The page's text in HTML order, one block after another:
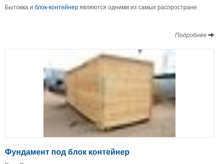
Бытовка и блок-контейнерявляются одними из самых распростране
Подробнее
Фундамент под блок контейнер